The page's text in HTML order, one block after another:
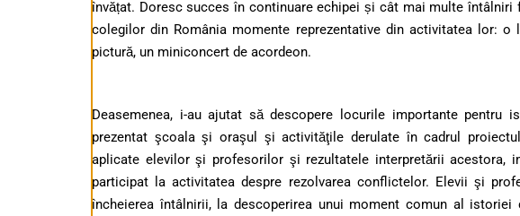
învățat. Doresc succes în continuare echipei și cât mai multe întâlniri
colegilor din România momente reprezentative din activitatea lor:
pictură, un miniconcert de acordeon.
Deasemenea, i-au ajutat să descopere locurile importante pentru
prezentat şcoala şi oraşul şi activităţile derulate în cadrul
aplicate elevilor şi profesorilor şi rezultatele interpretării acestora,
participat la activitatea despre rezolvarea conflictelor. Elevii şi
încheierea întâlnirii, la descoperirea unui moment comun al